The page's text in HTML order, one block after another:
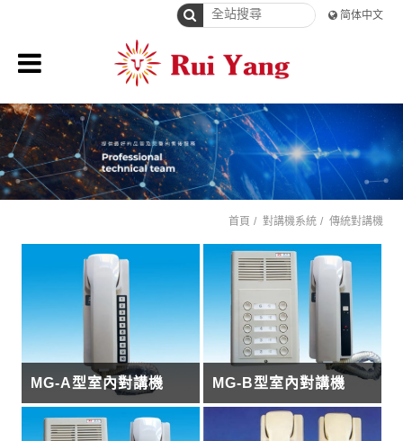
简体中文
首頁 對講機系統 傳統對講機
MG-A型室內對講機 MG-B型室內對講機